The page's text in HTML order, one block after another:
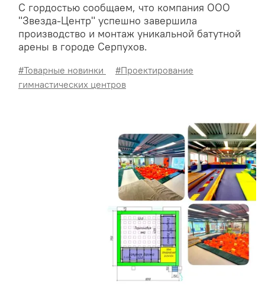
С гордостью сообщаем, что компания ООО
"Звезда-Центр" успешно завершила
производство и монтаж уникальной батутной
арены в городе Серпухов.
#Товарные новинки
#Проектирование
гимнастических центров